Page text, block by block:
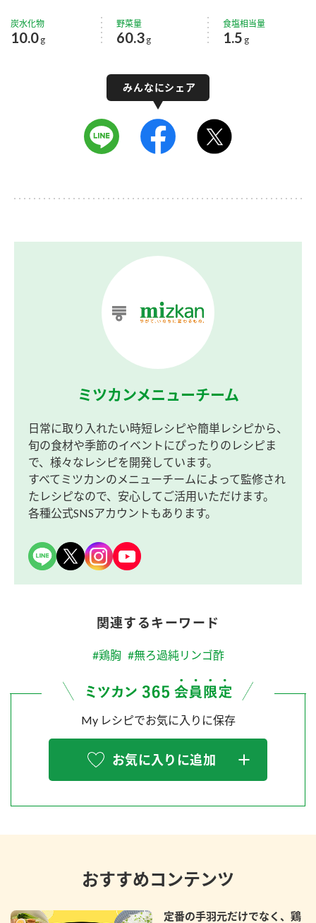
炭水化物
10.0g
野菜量
60.3g
食塩相当量
1.5 g
ミツカンメニューチーム
日常に取り入れたい時短レシピや簡単レシピから、
旬の食材や季節のイベントにぴったりのレシピま
で、様々なレシピを開発しています。
すべてミツカンのメニューチームによって監修され
たレシピなので、安心してご活用いただけます。
各種公式SNSアカウントもあります。
関連するキーワード
#鶏胸 #無ろ過純リンゴ酢
My レシピでお気に入りに保存
お気に入りに追加
おすすめコンテンツ
定番の手羽元だけでなく、鶏